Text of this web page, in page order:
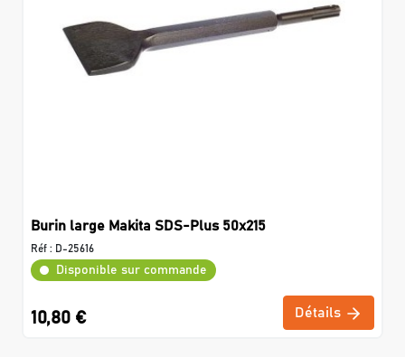
Burin large Makita SDS-Plus 50x215
Réf : D-25616
Disponible sur commande
10,80 € Détails